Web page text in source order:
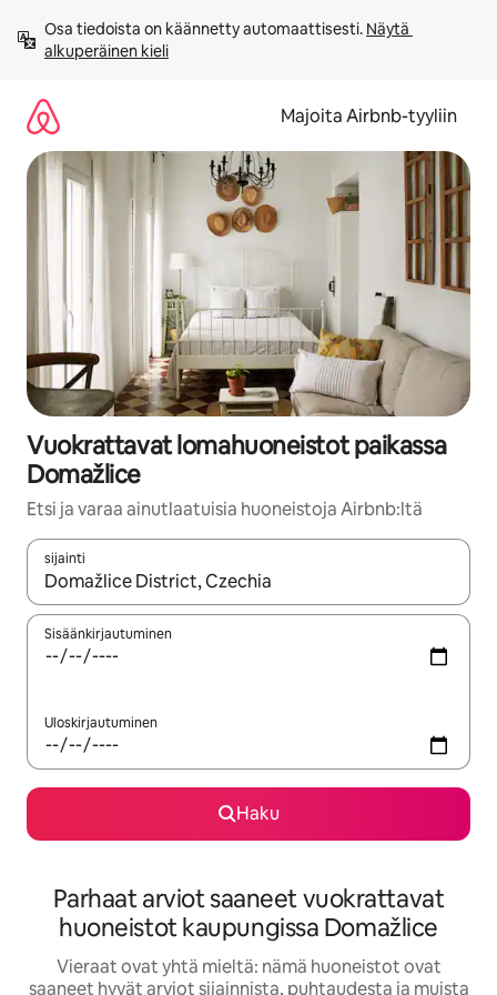
sisältö
väliin
Osa tiedoista on käännetty automaattisesti. Näytä
alkuperäinen kieli
Majoita Airbnb-tyyliin
Vuokrattavat lomahuoneistot paikassa
Domažlice
Etsi ja varaa ainutlaatuisia huoneistoja Airbnb:ltä
sijainti
Kun tulokset ovat saatavilla, navigoi ylös- ja alas-
Sisäänkirjautuminen
Uloskirjautuminen
Haku
Parhaat arviot saaneet vuokrattavat
huoneistot kaupungissa Domažlice
Vieraat ovat yhtä mieltä: nämä huoneistot ovat
saaneet hyvät arviot sijainnista, puhtaudesta ja muista